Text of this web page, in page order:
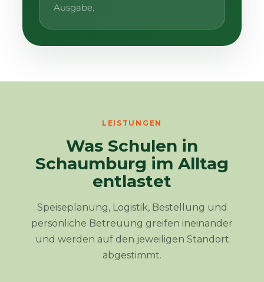
Ausgabe.
LEISTUNGEN
Was Schulen in
Schaumburg im Alltag
entlastet
Speiseplanung, Logistik, Bestellung und
persönliche Betreuung greifen ineinander
und werden auf den jeweiligen Standort
abgestimmt.